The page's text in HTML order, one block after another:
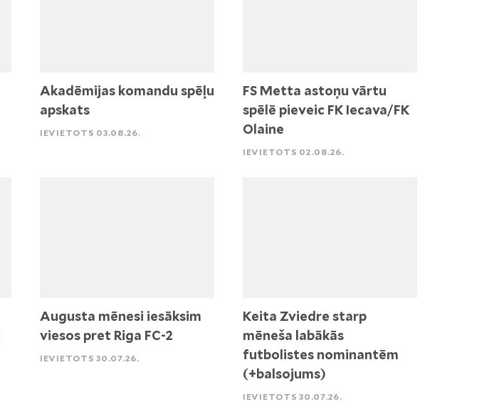
Akadēmijas komandu spēļu
apskats
IEVIETOTS 03.08.26.
FS Metta astoņu vārtu
spēlē pieveic FK Iecava/FK
Olaine
IEVIETOTS 02.08.26.
Augusta mēnesi iesāksim
viesos pret Riga FC-2
IEVIETOTS 30.07.26.
Keita Zviedre starp
mēneša labākās
futbolistes nominantēm
(+balsojums)
IEVIETOTS 30.07.26.